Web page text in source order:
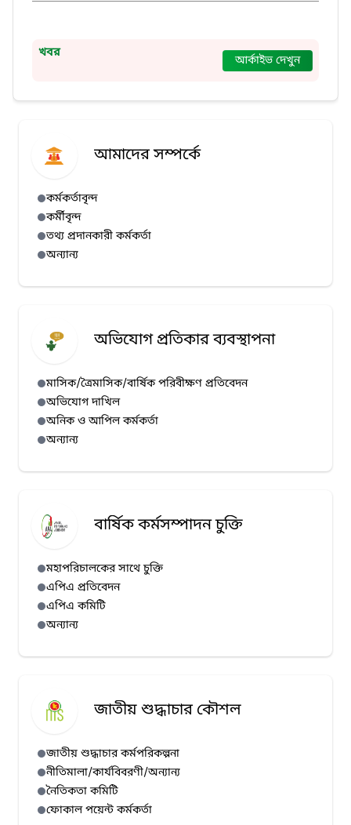
খবর আর্কাইভ দেখুন
আমাদের সম্পর্কে
কর্মকর্তাবৃন্দ
কর্মীবৃন্দ
তথ্য প্রদানকারী কর্মকর্তা
অন্যান্য
অভিযোগ প্রতিকার ব্যবস্থাপনা
মাসিক/ত্রৈমাসিক/বার্ষিক পরিবীক্ষণ প্রতিবেদন
অভিযোগ দাখিল
অনিক ও আপিল কর্মকর্তা
অন্যান্য
বার্ষিক কর্মসম্পাদন চুক্তি
মহাপরিচালকের সাথে চুক্তি
এপিএ প্রতিবেদন
এপিএ কমিটি
অন্যান্য
জাতীয় শুদ্ধাচার কৌশল
জাতীয় শুদ্ধাচার কর্মপরিকল্পনা
নীতিমালা/কার্যবিবরণী/অন্যান্য
নৈতিকতা কমিটি
ফোকাল পয়েন্ট কর্মকর্তা